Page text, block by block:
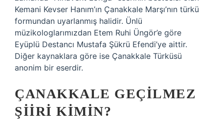
Kemani Kevser Hanım’ın Çanakkale Marşı’nın türkü
formundan uyarlanmış halidir. Ünlü
müzikologlarımızdan Etem Ruhi Üngör’e göre
Eyüplü Destancı Mustafa Şükrü Efendi’ye aittir.
Diğer kaynaklara göre ise Çanakkale Türküsü
anonim bir eserdir.
ÇANAKKALE GEÇILMEZ
ŞIIRI KIMIN?